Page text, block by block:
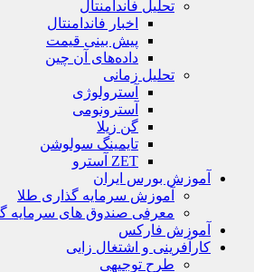
تحلیل فاندامنتال
اخبار فاندامنتال
پیش بینی قیمت
داده‌های آن چین
تحلیل زمانی
آسترولوژی
آسترونومی
گن زیلا
تايمينگ سولوشن
ZET آسترو
آموزش بورس ایران
آموزش سرمایه گذاری طلا
معرفی صندوق های سرمایه
آموزش فارکس
کارآفرینی و اشتغال زایی
طرح توجیهی